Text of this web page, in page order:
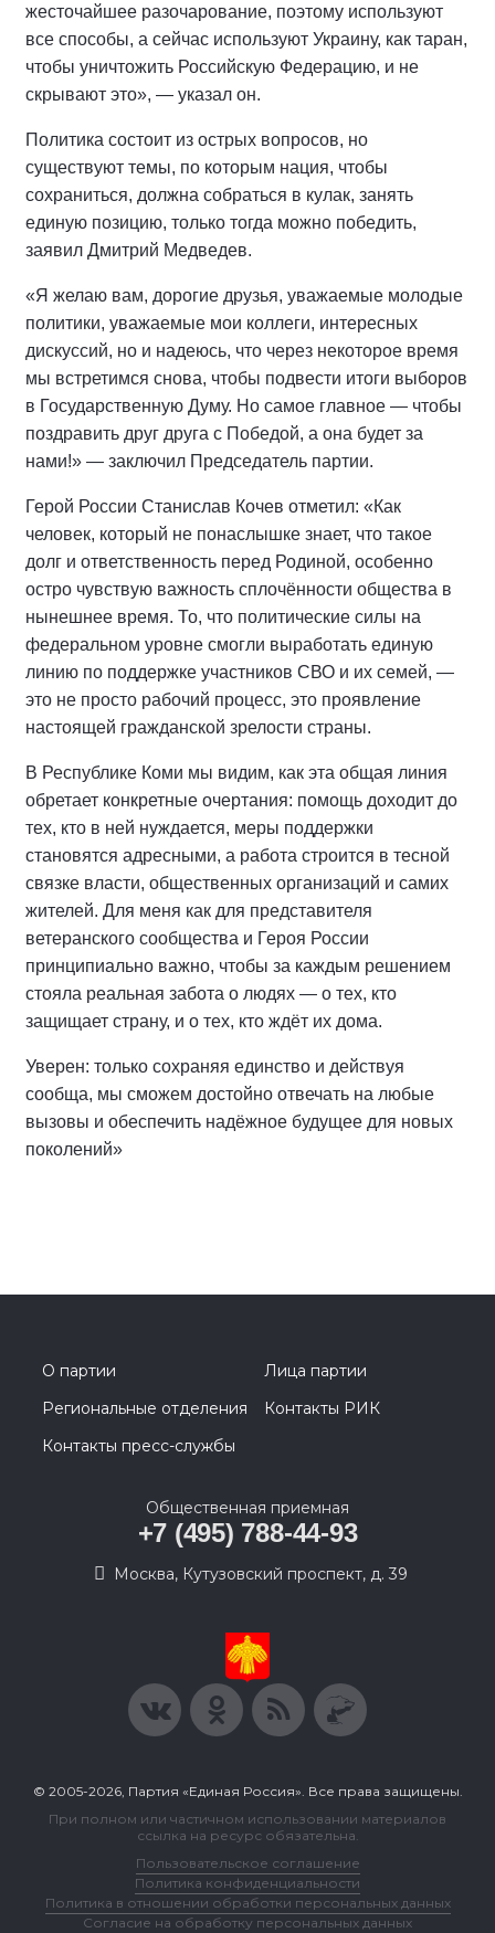
жесточайшее разочарование, поэтому используют
все способы, а сейчас используют Украину, как таран,
чтобы уничтожить Российскую Федерацию, и не
скрывают это», — указал он.
Политика состоит из острых вопросов, но
существуют темы, по которым нация, чтобы
сохраниться, должна собраться в кулак, занять
единую позицию, только тогда можно победить,
заявил Дмитрий Медведев.
«Я желаю вам, дорогие друзья, уважаемые молодые
политики, уважаемые мои коллеги, интересных
дискуссий, но и надеюсь, что через некоторое время
мы встретимся снова, чтобы подвести итоги выборов
в Государственную Думу. Но самое главное — чтобы
поздравить друг друга с Победой, а она будет за
нами!» — заключил Председатель партии.
Герой России Станислав Кочев отметил: «Как
человек, который не понаслышке знает, что такое
долг и ответственность перед Родиной, особенно
остро чувствую важность сплочённости общества в
нынешнее время. То, что политические силы на
федеральном уровне смогли выработать единую
линию по поддержке участников СВО и их семей, —
это не просто рабочий процесс, это проявление
настоящей гражданской зрелости страны.
В Республике Коми мы видим, как эта общая линия
обретает конкретные очертания: помощь доходит до
тех, кто в ней нуждается, меры поддержки
становятся адресными, а работа строится в тесной
связке власти, общественных организаций и самих
жителей. Для меня как для представителя
ветеранского сообщества и Героя России
принципиально важно, чтобы за каждым решением
стояла реальная забота о людях — о тех, кто
защищает страну, и о тех, кто ждёт их дома.
Уверен: только сохраняя единство и действуя
сообща, мы сможем достойно отвечать на любые
вызовы и обеспечить надёжное будущее для новых
поколений»
О партии
Лица партии
Региональные отделения
Контакты РИК
Контакты пресс-службы
Общественная приемная
+7 (495) 788-44-93
Москва, Кутузовский проспект, д. 39
© 2005-2026, Партия «Единая Россия». Все права защищены.
При полном или частичном использовании материалов
ссылка на ресурс обязательна.
Пользовательское соглашение
Политика конфиденциальности
Политика в отношении обработки персональных данных
Согласие на обработку персональных данных